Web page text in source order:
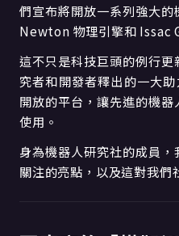
們宣布將開放一系列強大
Newton 物理引擎和 Issac
這不只是科技巨頭的例行
究者和開發者釋出的一大
開放的平台，讓先進的機
使用。
身為機器人研究社的成員
關注的亮點，以及這對我們